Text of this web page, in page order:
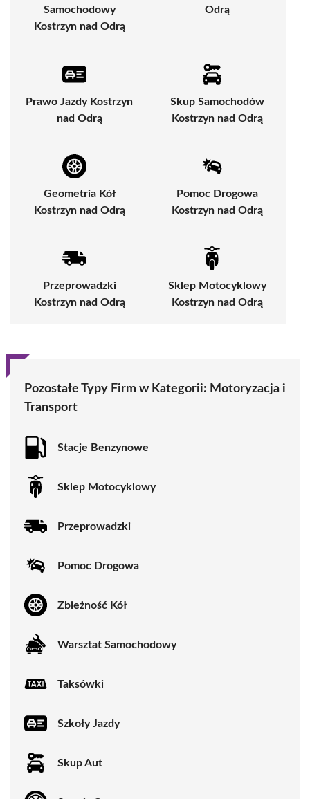
Samochodowy
Kostrzyn nad Odrą
Odrą
Prawo Jazdy Kostrzyn
nad Odrą
Skup Samochodów
Kostrzyn nad Odrą
Geometria Kół
Kostrzyn nad Odrą
Pomoc Drogowa
Kostrzyn nad Odrą
Przeprowadzki
Kostrzyn nad Odrą
Sklep Motocyklowy
Kostrzyn nad Odrą
Pozostałe Typy Firm w Kategorii: Motoryzacja i
Transport
Stacje Benzynowe
Sklep Motocyklowy
Przeprowadzki
Pomoc Drogowa
Zbieżność Kół
Warsztat Samochodowy
Taksówki
Szkoły Jazdy
Skup Aut